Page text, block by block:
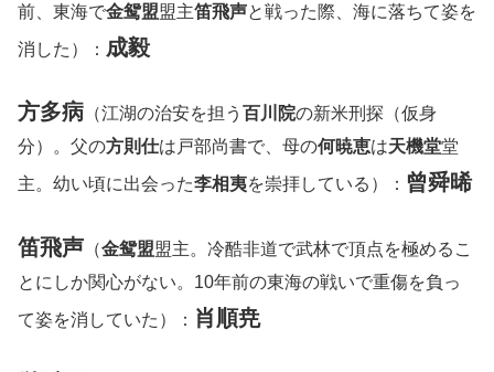
前、東海で金鸳盟盟主笛飛声と戦った際、海に落ちて姿を
消した）： 成毅
方多病 （江湖の治安を担う 百川院の新米刑探（仮身
分）。父の方則仕は戸部尚書で、母の何暁恵は天機堂堂
主。幼い頃に出会った李相夷を崇拝している）： 曾舜晞
笛飛声 （金鸳盟盟主。冷酷非道で武林で頂点を極めるこ
とにしか関心がない。10年前の東海の戦いで重傷を負っ
て姿を消していた）： 肖順尭